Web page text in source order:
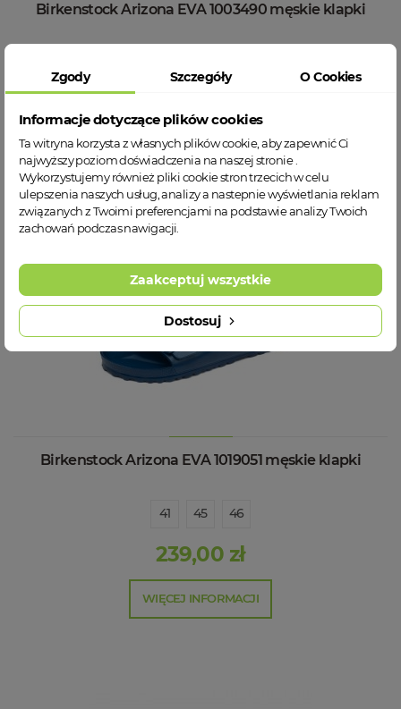
Birkenstock Arizona EVA 1003490 męskie klapki
WIĘCEJ INFORMACJI
Birkenstock Arizona EVA 1019051 męskie klapki
41 45 46
239,00 zł
WIĘCEJ INFORMACJI
Zgody Szczegóły O Cookies
Informacje dotyczące plików cookies
Ta witryna korzysta z własnych plików cookie, aby zapewnić Ci
najwyższy poziom doświadczenia na naszej stronie .
Wykorzystujemy również pliki cookie stron trzecich w celu
ulepszenia naszych usług, analizy a nastepnie wyświetlania reklam
związanych z Twoimi preferencjami na podstawie analizy Twoich
zachowań podczas nawigacji.
Dostosuj
Zaakceptuj wszystkie